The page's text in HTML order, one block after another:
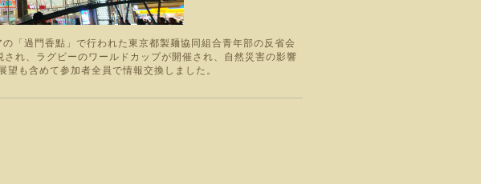
「過門香點」で行われた東京都製麺協同組合青年部の反省会
れ、ラグビーのワールドカップが開催され、自然災害の影響
も含めて参加者全員で情報交換しました。